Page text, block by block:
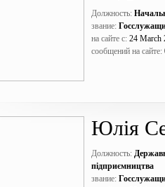
Должность:
звание:
на сайте с: 24 March
сообщений на сайте:
Юлія
Должность:
підприємництва
звание: